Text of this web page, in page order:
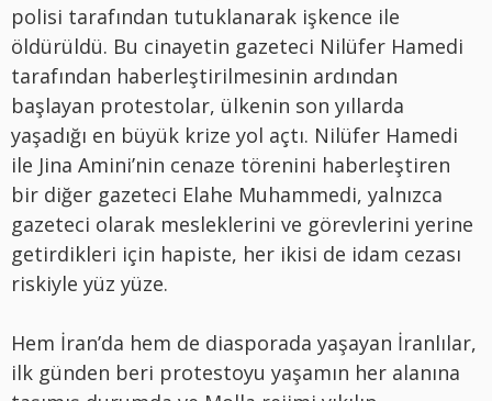
polisi tarafından tutuklanarak işkence ile
öldürüldü. Bu cinayetin gazeteci Nilüfer Hamedi
tarafından haberleştirilmesinin ardından
başlayan protestolar, ülkenin son yıllarda
yaşadığı en büyük krize yol açtı. Nilüfer Hamedi
ile Jina Amini’nin cenaze törenini haberleştiren
bir diğer gazeteci Elahe Muhammedi, yalnızca
gazeteci olarak mesleklerini ve görevlerini yerine
getirdikleri için hapiste, her ikisi de idam cezası
riskiyle yüz yüze.
Hem İran’da hem de diasporada yaşayan İranlılar,
ilk günden beri protestoyu yaşamın her alanına